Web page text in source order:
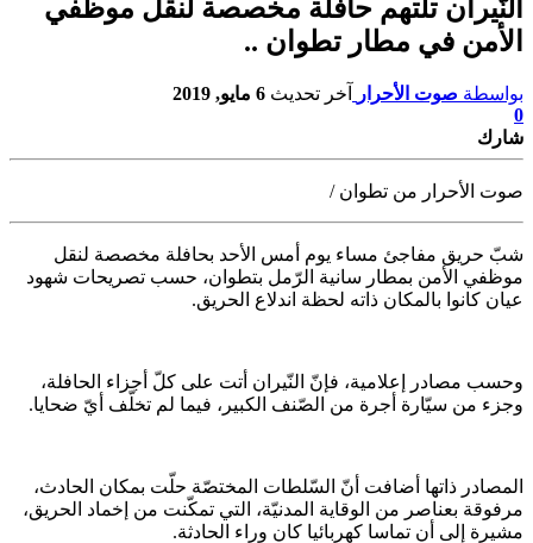
النّيران تلتهم حافلة مخصصة لنقل موظفي
الأمن في مطار تطوان ..
بواسطة صوت الأحرار آخر تحديث 6 مايو, 2019
0
شارك
صوت الأحرار من تطوان /
شبّ حريق مفاجئ مساء يوم أمس الأحد بحافلة مخصصة لنقل
موظفي الأمن بمطار سانية الرّمل بتطوان، حسب تصريحات شهود
عيان كانوا بالمكان ذاته لحظة اندلاع الحريق.
وحسب مصادر إعلامية، فإنّ النّيران أتت على كلّ أجزاء الحافلة،
وجزء من سيّارة أجرة من الصّنف الكبير، فيما لم تخلّف أيّ ضحايا.
المصادر ذاتها أضافت أنّ السّلطات المختصّة حلّت بمكان الحادث،
مرفوقة بعناصر من الوقاية المدنيّة، التي تمكّنت من إخماد الحريق،
مشيرة إلى أن تماسا كهربائيا كان وراء الحادثة.